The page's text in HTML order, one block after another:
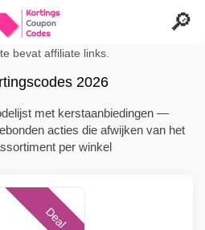
bevat affiliate links.
2026
met kerstaanbiedingen —
acties die afwijken van het
per winkel
Deal